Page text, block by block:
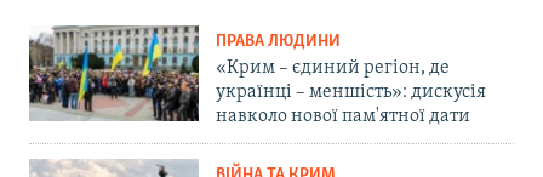
ПРАВА ЛЮДИНИ
«Крим – єдиний регіон, де
українці – меншість»: дискусія
навколо нової пам'ятної дати